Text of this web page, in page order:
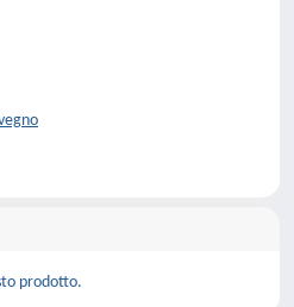
prodotto.